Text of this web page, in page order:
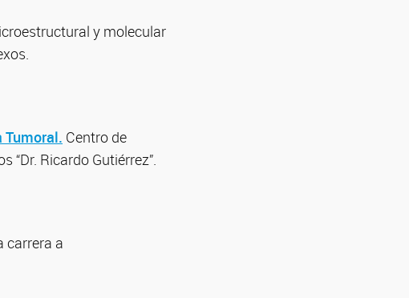
y molecular
Tumoral. Centro de
“Dr. Ricardo Gutiérrez”.
carrera a